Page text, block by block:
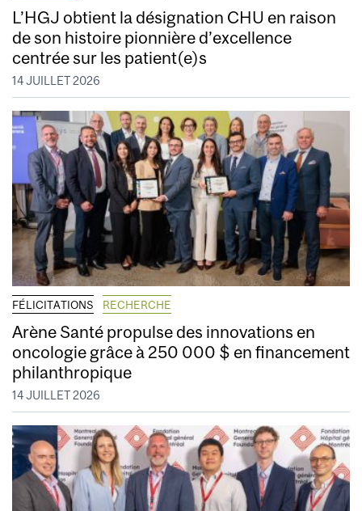
L’HGJ obtient la désignation CHU en raison
de son histoire pionnière d’excellence
centrée sur les patient(e)s
14 JUILLET 2026
FÉLICITATIONS RECHERCHE
Arène Santé propulse des innovations en
oncologie grâce à 250 000 $ en financement
philanthropique
14 JUILLET 2026